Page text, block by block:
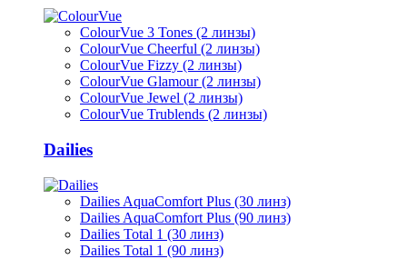
ColourVue 3 Tones (2 линзы)
ColourVue Cheerful (2 линзы)
ColourVue Fizzy (2 линзы)
ColourVue Glamour (2 линзы)
ColourVue Jewel (2 линзы)
ColourVue Trublends (2 линзы)
Dailies
Dailies AquaComfort Plus (30 линз)
Dailies AquaComfort Plus (90 линз)
Dailies Total 1 (30 линз)
Dailies Total 1 (90 линз)